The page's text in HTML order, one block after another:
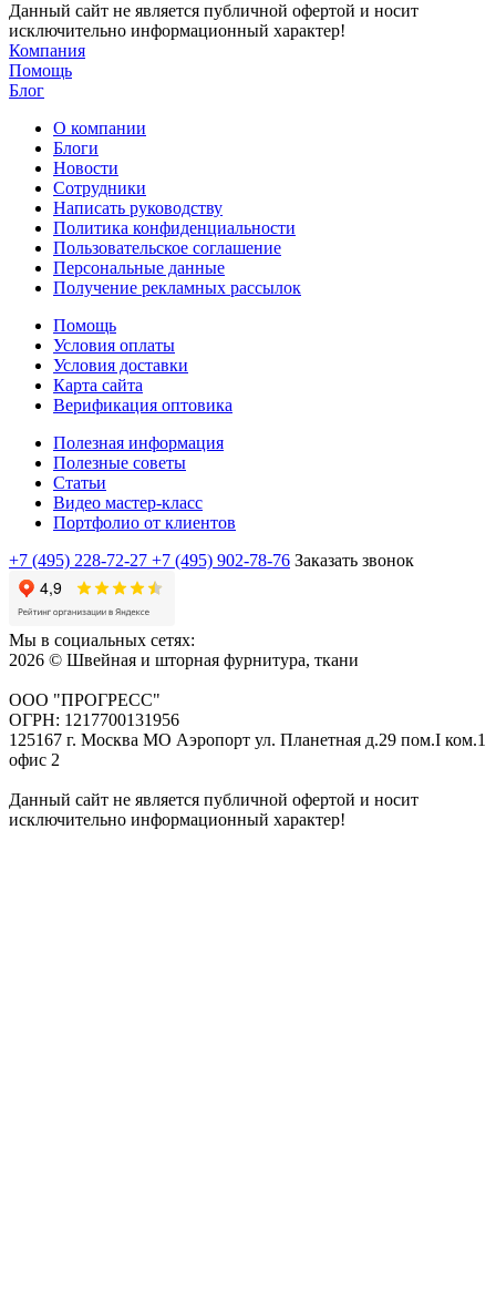
Данный сайт не является публичной офертой и носит
исключительно информационный характер!
Компания
Помощь
Блог
О компании
Блоги
Новости
Сотрудники
Написать руководству
Политика конфиденциальности
Пользовательское соглашение
Персональные данные
Получение рекламных рассылок
Помощь
Условия оплаты
Условия доставки
Карта сайта
Верификация оптовика
Полезная информация
Полезные советы
Статьи
Видео мастер-класс
Портфолио от клиентов
+7 (495) 228-72-27 +7 (495) 902-78-76 Заказать звонок
Мы в социальных сетях:
2026 © Швейная и шторная фурнитура, ткани
ООО "ПРОГРЕСС"
ОГРН: 1217700131956
125167 г. Москва МО Аэропорт ул. Планетная д.29 пом.I ком.1
офис 2
Данный сайт не является публичной офертой и носит
исключительно информационный характер!